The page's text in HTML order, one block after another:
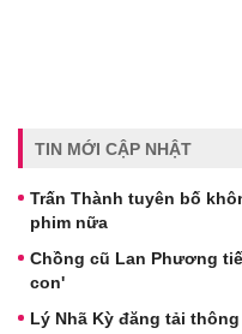
TIN MỚI CẬP NHẬT
Trấn Thành tuyên bố
phim nữa
Chồng cũ Lan Phương
con'
Lý Nhã Kỳ đăng tải